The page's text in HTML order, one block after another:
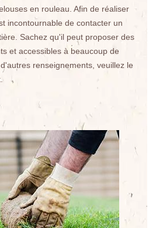
en rouleau. Afin de réaliser
incontournable de contacter un
Sachez qu'il peut proposer des
et accessibles à beaucoup de
renseignements, veuillez le